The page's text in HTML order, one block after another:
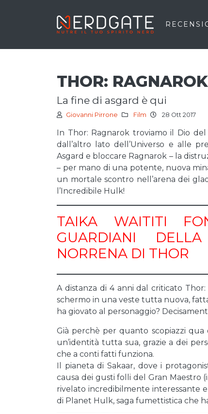
THOR:
la fine di asgard è qui
Giovanni Pirrone Film 28 Ott 2017
In Thor: Ragnarok troviamo il Dio
dall’altro lato dell’Universo e alle
Asgard e bloccare Ragnarok – la
– per mano di una potente, nuova
un mortale scontro nell’arena dei
l’Incredibile Hulk!
TAIKA WAITITI
GUARDIANI
NORRENA DI THOR
A distanza di 4 anni dal criticato
schermo in una veste tutta nuova,
ha giovato al personaggio?
Già perchè per quanto scopiazzi qua
un’identità tutta sua, grazie a dei
che a conti fatti funziona.
Il pianeta di Sakaar, dove i
causa dei gusti folli del Gran
rivelato incredibilmente interessante
di Planet Hulk, saga fumettistica che